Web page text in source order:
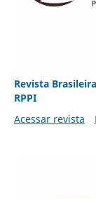
Revista
RPPI
Acessar revista